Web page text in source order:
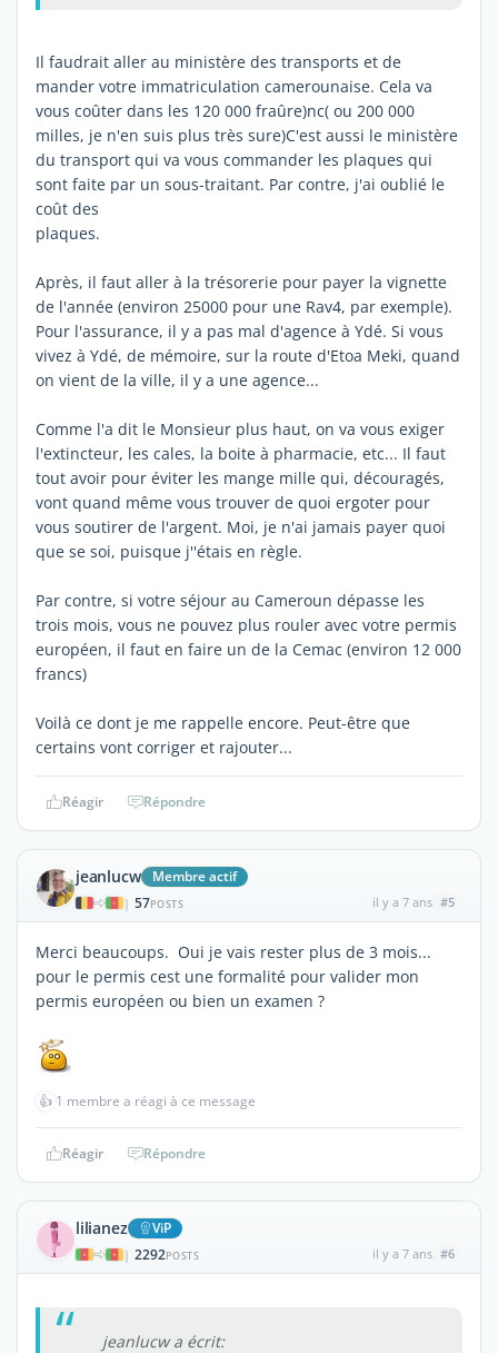
Il faudrait aller au ministère des transports et de
mander votre immatriculation camerounaise. Cela va
vous coûter dans les 120 000 fraûre)nc( ou 200 000
milles, je n'en suis plus très sure)C'est aussi le ministère
du transport qui va vous commander les plaques qui
sont faite par un sous-traitant. Par contre, j'ai oublié le
coût des
plaques.
Après, il faut aller à la trésorerie pour payer la vignette
de l'année (environ 25000 pour une Rav4, par exemple).
Pour l'assurance, il y a pas mal d'agence à Ydé. Si vous
vivez à Ydé, de mémoire, sur la route d'Etoa Meki, quand
on vient de la ville, il y a une agence...
Comme l'a dit le Monsieur plus haut, on va vous exiger
l'extincteur, les cales, la boite à pharmacie, etc... Il faut
tout avoir pour éviter les mange mille qui, découragés,
vont quand même vous trouver de quoi ergoter pour
vous soutirer de l'argent. Moi, je n'ai jamais payer quoi
que se soi, puisque j''étais en règle.
Par contre, si votre séjour au Cameroun dépasse les
trois mois, vous ne pouvez plus rouler avec votre permis
européen, il faut en faire un de la Cemac (environ 12 000
francs)
Voilà ce dont je me rappelle encore. Peut-être que
certains vont corriger et rajouter...
Réagir Répondre
jeanlucw Membre actif
| 57POSTS il y a 7 ans #5
Merci beaucoups. Oui je vais rester plus de 3 mois...
pour le permis cest une formalité pour valider mon
permis européen ou bien un examen ?
👍 1 membre a réagi à ce message
Réagir Répondre
lilianez ViP
| 2292POSTS il y a 7 ans #6
jeanlucw a écrit: